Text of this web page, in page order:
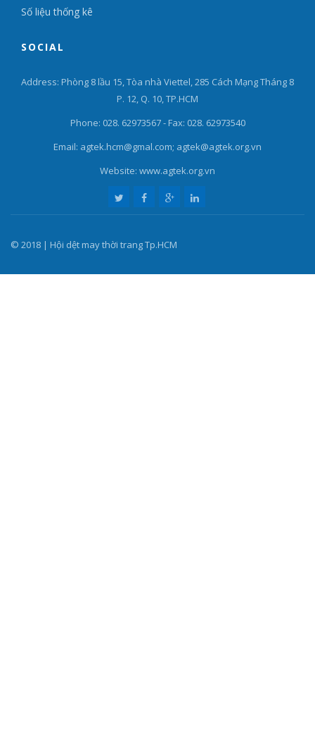
Số liệu thống kê
SOCIAL
Address: Phòng 8 lầu 15, Tòa nhà Viettel, 285 Cách Mạng Tháng 8
P. 12, Q. 10, TP.HCM
Phone: 028. 62973567 - Fax: 028. 62973540
Email: agtek.hcm@gmal.com; agtek@agtek.org.vn
Website: www.agtek.org.vn
© 2018 | Hội dệt may thời trang Tp.HCM